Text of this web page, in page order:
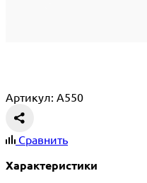
Артикул: A550
Сравнить
Характеристики